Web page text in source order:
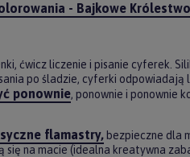
- Bajkowe Królestwo
ćwicz liczenie i pisanie cyferek.
po śladzie, cyferki odpowiadają
ponownie, ponownie i ponownie
flamastry, bezpieczne dla
się na macie (idealna kreatywna